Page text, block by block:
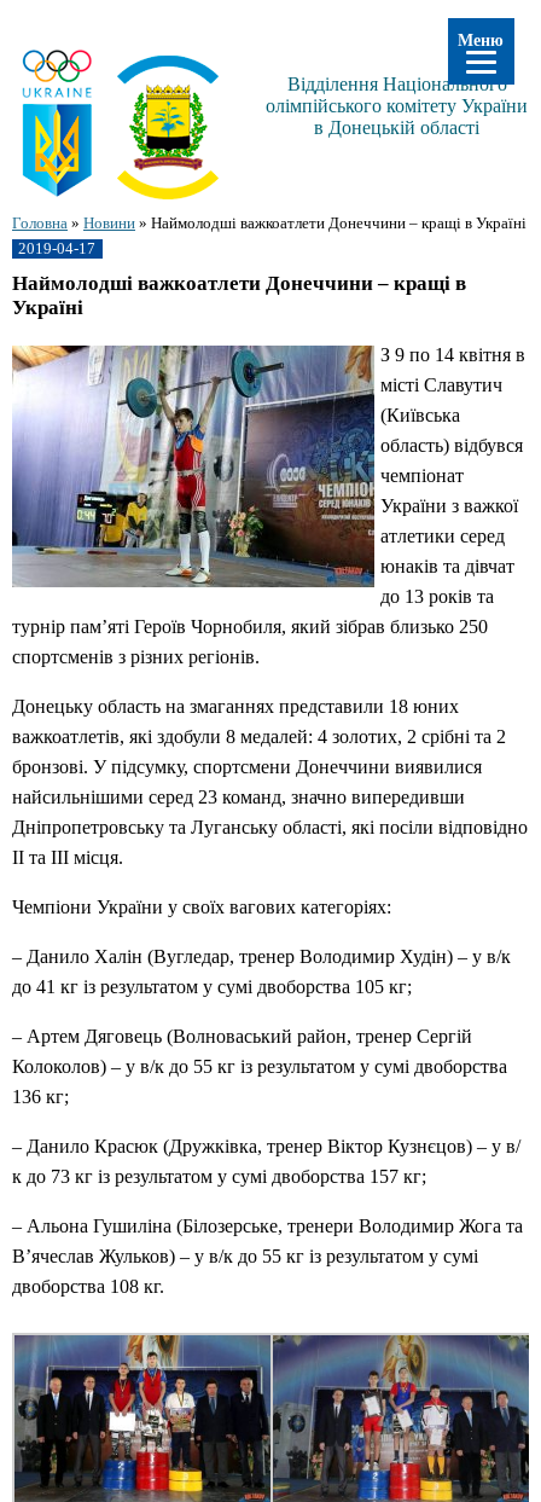
Відділення Національного
олімпійського комітету України
в Донецькій області
Головна » Новини » Наймолодші важкоатлети Донеччини – кращі в Україні
2019-04-17
Наймолодші важкоатлети Донеччини – кращі в
Україні
З 9 по 14 квітня в
місті Славутич
(Київська
область) відбувся
чемпіонат
України з важкої
атлетики серед
юнаків та дівчат
до 13 років та
турнір пам’яті Героїв Чорнобиля, який зібрав близько 250
спортсменів з різних регіонів.
Донецьку область на змаганнях представили 18 юних
важкоатлетів, які здобули 8 медалей: 4 золотих, 2 срібні та 2
бронзові. У підсумку, спортсмени Донеччини виявилися
найсильнішими серед 23 команд, значно випередивши
Дніпропетровську та Луганську області, які посіли відповідно
ІІ та ІІІ місця.
Чемпіони України у своїх вагових категоріях:
– Данило Халін (Вугледар, тренер Володимир Худін) – у в/к
до 41 кг із результатом у сумі двоборства 105 кг;
– Артем Дяговець (Волноваський район, тренер Сергій
Колоколов) – у в/к до 55 кг із результатом у сумі двоборства
136 кг;
– Данило Красюк (Дружківка, тренер Віктор Кузнєцов) – у в/
к до 73 кг із результатом у сумі двоборства 157 кг;
– Альона Гушиліна (Білозерське, тренери Володимир Жога та
В’ячеслав Жульков) – у в/к до 55 кг із результатом у сумі
двоборства 108 кг.
Меню